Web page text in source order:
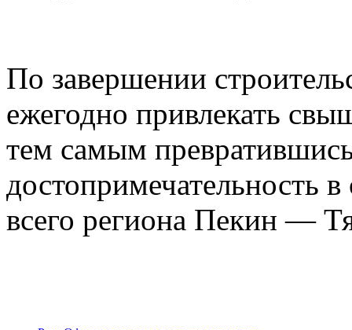
По завершении
ежегодно привлекать
тем самым
достопримечательность
всего региона Пекин —